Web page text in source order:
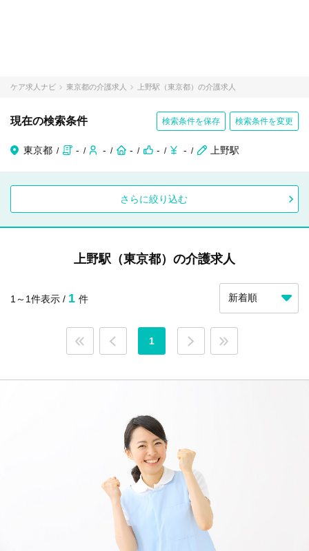
ケア求人ナビ 東京都の介護求人 上野駅（東京都）の介護求人
現在の検索条件 検索条件を保存 検索条件を変更
東京都 - - - - - 上野駅
さらに絞り込む
上野駅（東京都）の介護求人
1～1件表示 / 1 件
1